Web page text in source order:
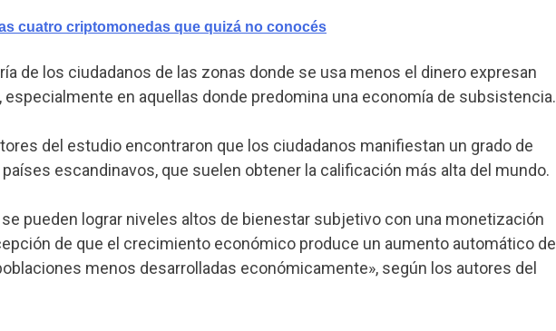
cuatro criptomonedas que quizá no conocés
de los ciudadanos de las zonas donde se usa menos el dinero expresan
en aquellas donde predomina una economía de subsistencia.
del estudio encontraron que los ciudadanos manifiestan un grado de
escandinavos, que suelen obtener la calificación más alta del mundo.
pueden lograr niveles altos de bienestar subjetivo con una monetización
de que el crecimiento económico produce un aumento automático de
menos desarrolladas económicamente», según los autores del